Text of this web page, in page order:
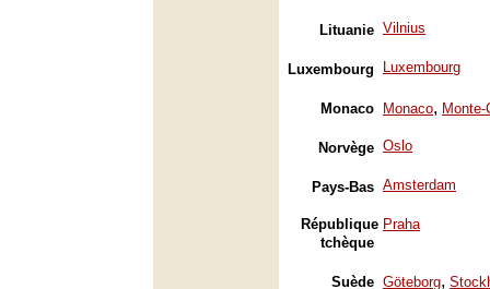
Lituanie Vilnius
Luxembourg Luxembourg
Monaco Monaco, Monte-
Norvège Oslo
Pays-Bas Amsterdam
République
tchèque
Praha
Suède Göteborg,